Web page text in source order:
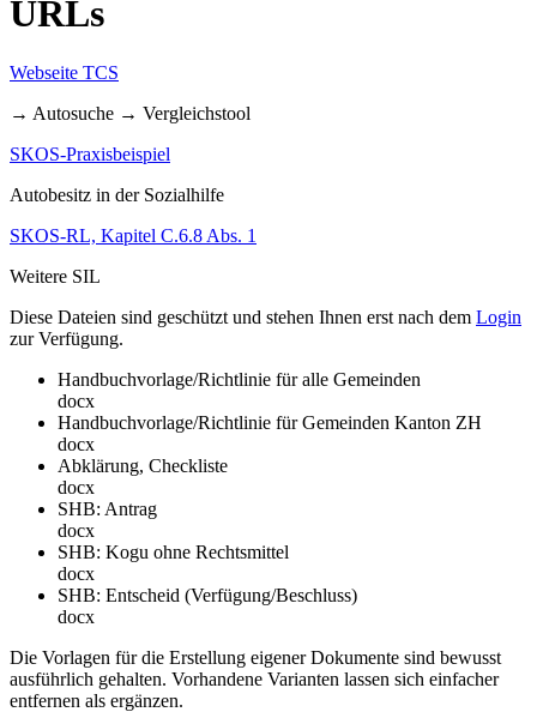
URLs
Webseite TCS
→ Autosuche → Vergleichstool
SKOS-Praxisbeispiel
Autobesitz in der Sozialhilfe
SKOS-RL, Kapitel C.6.8 Abs. 1
Weitere SIL
Diese Dateien sind geschützt und stehen Ihnen erst nach dem Login
zur Verfügung.
Handbuchvorlage/Richtlinie für alle Gemeinden
docx
Handbuchvorlage/Richtlinie für Gemeinden Kanton ZH
docx
Abklärung, Checkliste
docx
SHB: Antrag
docx
SHB: Kogu ohne Rechtsmittel
docx
SHB: Entscheid (Verfügung/Beschluss)
docx
Die Vorlagen für die Erstellung eigener Dokumente sind bewusst
ausführlich gehalten. Vorhandene Varianten lassen sich einfacher
entfernen als ergänzen.